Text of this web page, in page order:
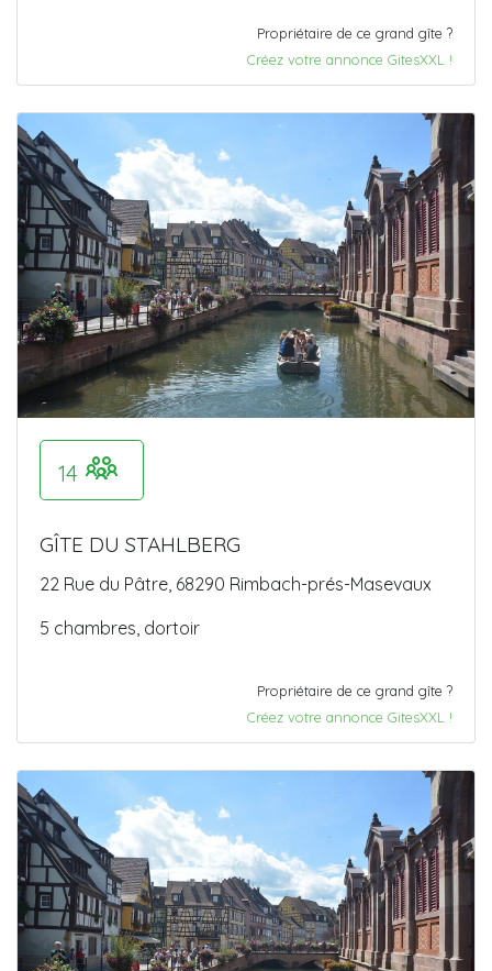
Propriétaire de ce grand gîte ?
Créez votre annonce GitesXXL !
14
GÎTE DU STAHLBERG
22 Rue du Pâtre, 68290 Rimbach-prés-Masevaux
5 chambres, dortoir
Propriétaire de ce grand gîte ?
Créez votre annonce GitesXXL !